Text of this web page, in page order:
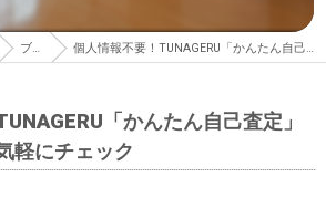
ブログ 個人情報不要！TUNAGERU「かんたん自己査定」で不動産価格を気軽にチェック
「かんたん自己査定」
軽にチェック